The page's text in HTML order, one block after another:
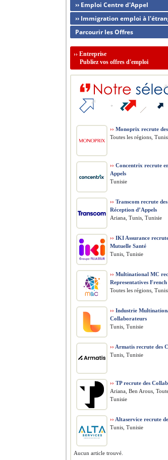
›› Emploi Centre d'Appel
›› Immigration emploi à
Parcourir les Offres
›› Entreprise
Publiez vos offres d'emploi
›› Monoprix recrute
Toutes les régions,
›› Concentrix recrute
Appels
Tunisie
›› Transcom recrute
Réception d’Appels
Ariana, Tunis, Tunisie
›› IKI Assurance
Mutuelle Santé
Tunis, Tunisie
›› Multinational MC
Representatives
Toutes les régions,
›› Industrie
Collaborateurs
Tunis, Tunisie
›› Armatis recrute des
Tunis, Tunisie
›› TP recrute des
Ariana, Ben Arous,
Tunisie
›› Altaservice recrute
Tunis, Tunisie
Aucun article trouvé.